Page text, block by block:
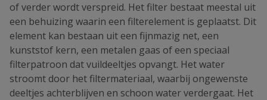
of verder wordt verspreid. Het filter bestaat meestal uit
een behuizing waarin een filterelement is geplaatst. Dit
element kan bestaan uit een fijnmazig net, een
kunststof kern, een metalen gaas of een speciaal
filterpatroon dat vuildeeltjes opvangt. Het water
stroomt door het filtermateriaal, waarbij ongewenste
deeltjes achterblijven en schoon water verdergaat. Het